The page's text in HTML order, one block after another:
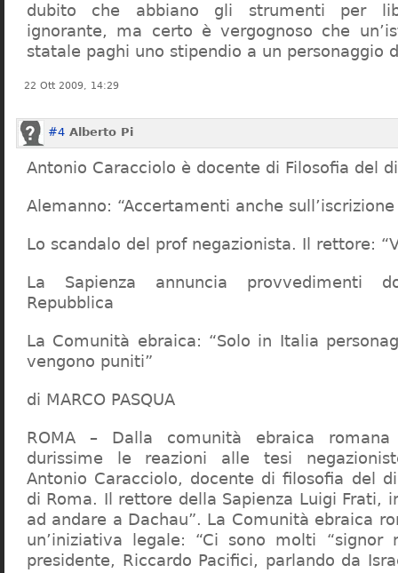
dubito che abbiano gli strumenti per
ignorante, ma certo è vergognoso che
statale paghi uno stipendio a un personaggio
22 Ott 2009, 14:29
#4 Alberto Pi
Antonio Caracciolo è docente di Filosofia del
Alemanno: “Accertamenti anche
Lo scandalo del prof negazionista. Il rettore:
La Sapienza annuncia provvedimenti
Repubblica
La Comunità ebraica: “Solo in Italia
vengono puniti”
di MARCO PASQUA
ROMA – Dalla comunità ebraica
durissime le reazioni alle tesi
Antonio Caracciolo, docente di filosofia del
di Roma. Il rettore della Sapienza Luigi Frati,
ad andare a Dachau”. La Comunità ebraica
un’iniziativa legale: “Ci sono molti “signor
presidente, Riccardo Pacifici, parlando da